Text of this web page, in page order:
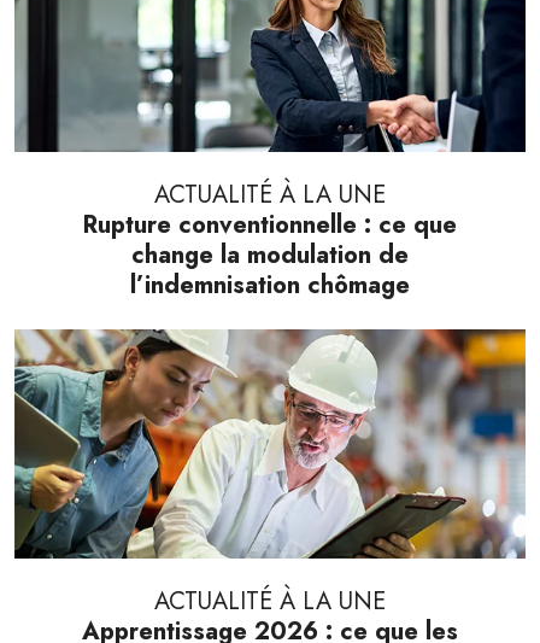
ACTUALITÉ À LA UNE
Rupture conventionnelle : ce que
change la modulation de
l’indemnisation chômage
ACTUALITÉ À LA UNE
Apprentissage 2026 : ce que les